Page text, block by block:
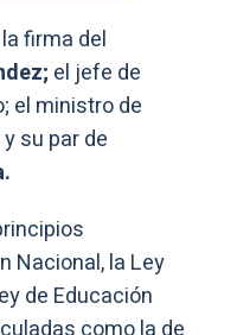
firma del
el jefe de
el ministro de
su par de
Nacional, la Ley
de Educación